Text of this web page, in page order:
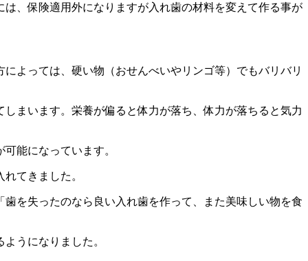
、保険適用外になりますが入れ歯の材料を変えて作る事が
よっては、硬い物（おせんべいやリンゴ等）でもバリバリ
まいます。栄養が偏ると体力が落ち、体力が落ちると気力
能になっています。
てきました。
を失ったのなら良い入れ歯を作って、また美味しい物を食
うになりました。